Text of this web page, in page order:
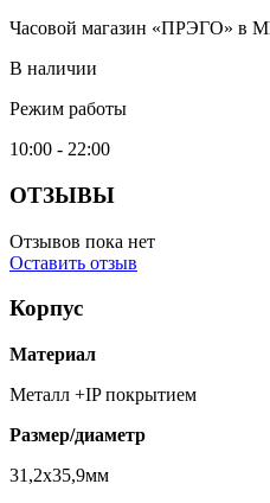
Часовой магазин «ПРЭГО» в
В наличии
Режим работы
10:00 - 22:00
ОТЗЫВЫ
Отзывов пока нет
Оставить отзыв
Корпус
Материал
Металл +IP покрытием
Размер/диаметр
31,2x35,9мм